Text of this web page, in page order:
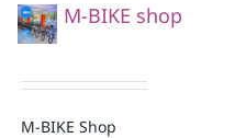
M-BIKE shop
M-BIKE Shop